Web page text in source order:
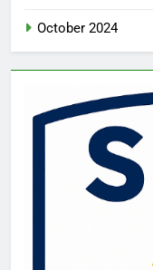
October 2024